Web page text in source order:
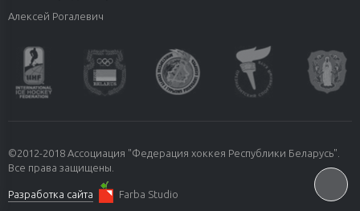
Алексей Рогалевич
©2012-2018 Ассоциация "Федерация хоккея Республики Беларусь".
Все права защищены.
Разработка сайта Farba Studio